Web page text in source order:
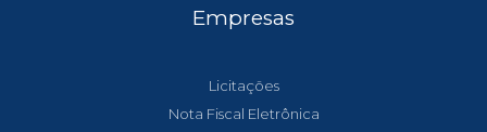
Empresas
Licitações
Nota Fiscal Eletrônica